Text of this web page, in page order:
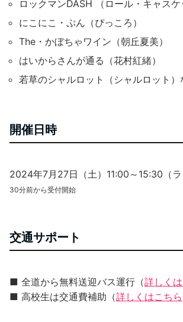
ロックマンDASH （ロール・キャスケ
にこにこ・ぷん（ぴっころ）
The・かぼちゃワイン（朝丘夏美）
はいからさんが通る（花村紅緒）
若草のシャルロット（シャルロット）
開催日時
2024年7月27日（土）11:00～15:30（ラ
30分前から受付開始
交通サポート
■ 全道から無料送迎バス運行（詳しく
■ 高校生は交通費補助（詳しくはこちら